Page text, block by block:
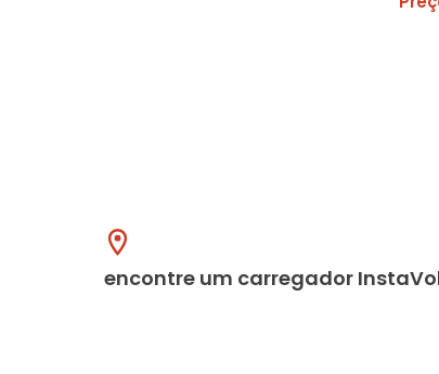
encontre um carregador